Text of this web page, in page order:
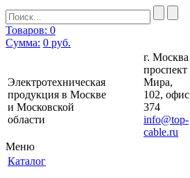
Товаров: 0
Сумма: 0 руб.
Электротехническая
продукция в Москве
и Московской
области
г. Москва
проспект
Мира,
102, офис
374
info@top-
cable.ru
Меню
Каталог